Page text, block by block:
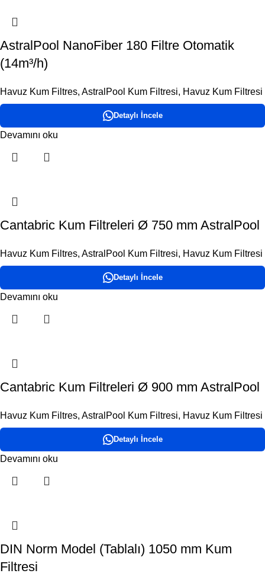
AstralPool NanoFiber 180 Filtre Otomatik
(14m³/h)
Havuz Kum Filtres, AstralPool Kum Filtresi, Havuz Kum Filtresi
Detaylı İncele
Devamını oku
Cantabric Kum Filtreleri Ø 750 mm AstralPool
Havuz Kum Filtres, AstralPool Kum Filtresi, Havuz Kum Filtresi
Detaylı İncele
Devamını oku
Cantabric Kum Filtreleri Ø 900 mm AstralPool
Havuz Kum Filtres, AstralPool Kum Filtresi, Havuz Kum Filtresi
Detaylı İncele
Devamını oku
DIN Norm Model (Tablalı) 1050 mm Kum
Filtresi